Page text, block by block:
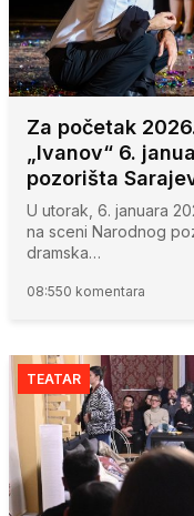
Za početak
„Ivanov“ 6.
pozorišta
U utorak, 6. januara
na sceni Narodnog
dramska…
08:550 komentara
TEATAR